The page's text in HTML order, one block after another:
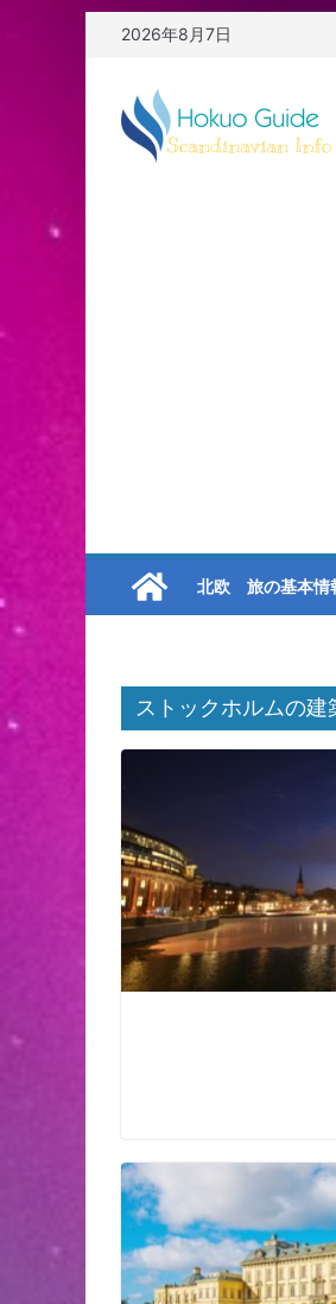
2026年8月7日
北欧 旅の基本情
ストックホルムの建